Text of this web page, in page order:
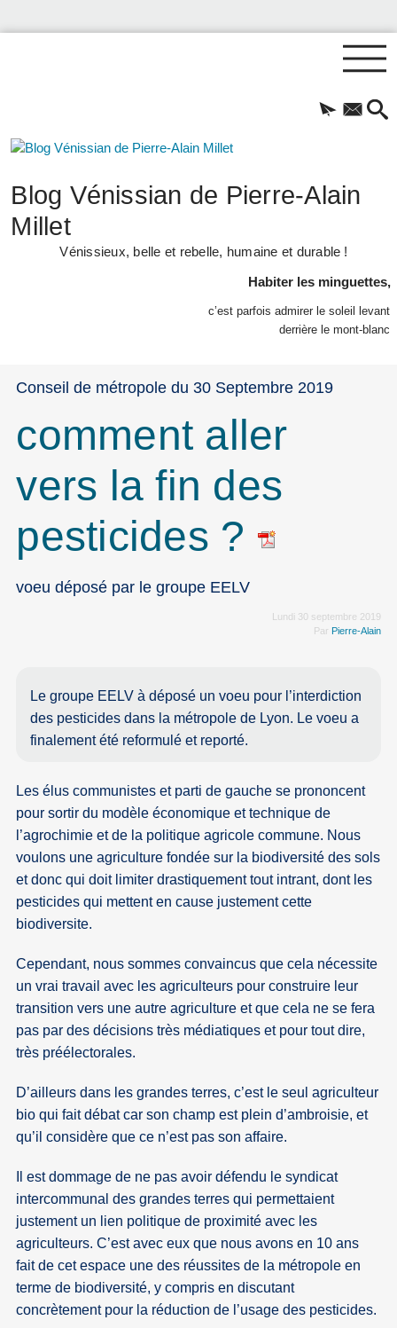
Blog Vénissian de Pierre-Alain
Millet
Vénissieux, belle et rebelle, humaine et durable !
Habiter les minguettes,
c’est parfois admirer le soleil levant
derrière le mont-blanc
Conseil de métropole du 30 Septembre 2019
comment aller
vers la fin des
pesticides ?
voeu déposé par le groupe EELV
Lundi 30 septembre 2019
Par Pierre-Alain
Le groupe EELV à déposé un voeu pour l’interdiction
des pesticides dans la métropole de Lyon. Le voeu a
finalement été reformulé et reporté.
Les élus communistes et parti de gauche se prononcent
pour sortir du modèle économique et technique de
l’agrochimie et de la politique agricole commune. Nous
voulons une agriculture fondée sur la biodiversité des sols
et donc qui doit limiter drastiquement tout intrant, dont les
pesticides qui mettent en cause justement cette
biodiversite.
Cependant, nous sommes convaincus que cela nécessite
un vrai travail avec les agriculteurs pour construire leur
transition vers une autre agriculture et que cela ne se fera
pas par des décisions très médiatiques et pour tout dire,
très préélectorales.
D’ailleurs dans les grandes terres, c’est le seul agriculteur
bio qui fait débat car son champ est plein d’ambroisie, et
qu’il considère que ce n’est pas son affaire.
Il est dommage de ne pas avoir défendu le syndicat
intercommunal des grandes terres qui permettaient
justement un lien politique de proximité avec les
agriculteurs. C’est avec eux que nous avons en 10 ans
fait de cet espace une des réussites de la métropole en
terme de biodiversité, y compris en discutant
concrètement pour la réduction de l’usage des pesticides.